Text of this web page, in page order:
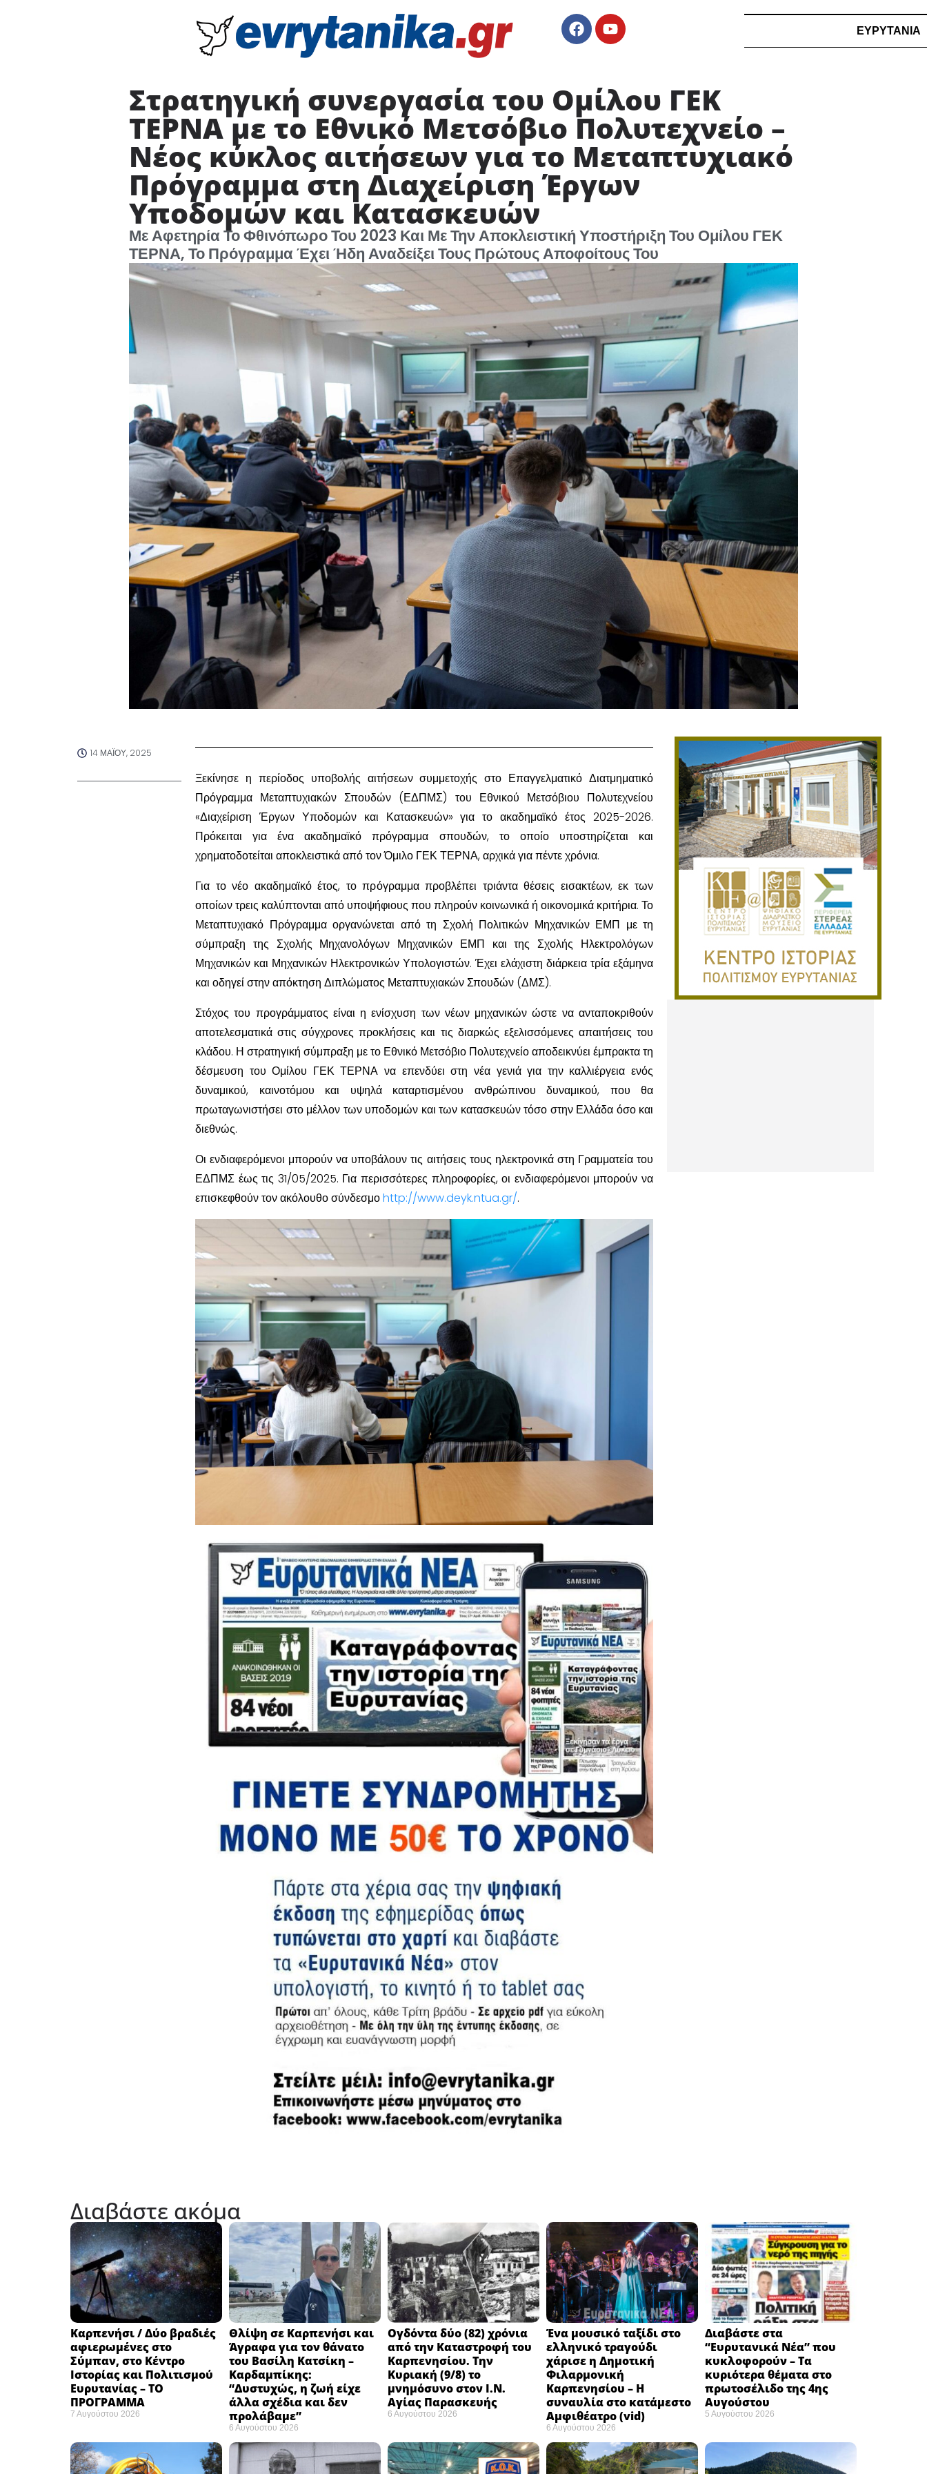
ΕΥΡΥΤΑΝΙΑ
Στρατηγική συνεργασία του Ομίλου ΓΕΚ
ΤΕΡΝΑ με το Εθνικό Μετσόβιο Πολυτεχνείο –
Νέος κύκλος αιτήσεων για το Μεταπτυχιακό
Πρόγραμμα στη Διαχείριση Έργων
Υποδομών και Κατασκευών
Με Αφετηρία Το Φθινόπωρο Του 2023 Και Με Την Αποκλειστική Υποστήριξη Του Ομίλου ΓΕΚ
ΤΕΡΝΑ, Το Πρόγραμμα Έχει Ήδη Αναδείξει Τους Πρώτους Αποφοίτους Του
14 ΜΑΪ́ΟΥ, 2025
Ξεκίνησε η περίοδος υποβολής αιτήσεων συμμετοχής στο Επαγγελματικό Διατμηματικό
Πρόγραμμα Μεταπτυχιακών Σπουδών (ΕΔΠΜΣ) του Εθνικού Μετσόβιου Πολυτεχνείου
«Διαχείριση Έργων Υποδομών και Κατασκευών» για το ακαδημαϊκό έτος 2025-2026.
Πρόκειται για ένα ακαδημαϊκό πρόγραμμα σπουδών, το οποίο υποστηρίζεται και
χρηματοδοτείται αποκλειστικά από τον Όμιλο ΓΕΚ ΤΕΡΝΑ, αρχικά για πέντε χρόνια.
Για το νέο ακαδημαϊκό έτος, το πρόγραμμα προβλέπει τριάντα θέσεις εισακτέων, εκ των
οποίων τρεις καλύπτονται από υποψήφιους που πληρούν κοινωνικά ή οικονομικά κριτήρια. Το
Μεταπτυχιακό Πρόγραμμα οργανώνεται από τη Σχολή Πολιτικών Μηχανικών ΕΜΠ με τη
σύμπραξη της Σχολής Μηχανολόγων Μηχανικών ΕΜΠ και της Σχολής Ηλεκτρολόγων
Μηχανικών και Μηχανικών Ηλεκτρονικών Υπολογιστών. Έχει ελάχιστη διάρκεια τρία εξάμηνα
και οδηγεί στην απόκτηση Διπλώματος Μεταπτυχιακών Σπουδών (ΔΜΣ).
Στόχος του προγράμματος είναι η ενίσχυση των νέων μηχανικών ώστε να ανταποκριθούν
αποτελεσματικά στις σύγχρονες προκλήσεις και τις διαρκώς εξελισσόμενες απαιτήσεις του
κλάδου. Η στρατηγική σύμπραξη με το Εθνικό Μετσόβιο Πολυτεχνείο αποδεικνύει έμπρακτα τη
δέσμευση του Ομίλου ΓΕΚ ΤΕΡΝΑ να επενδύει στη νέα γενιά για την καλλιέργεια ενός
δυναμικού, καινοτόμου και υψηλά καταρτισμένου ανθρώπινου δυναμικού, που θα
πρωταγωνιστήσει στο μέλλον των υποδομών και των κατασκευών τόσο στην Ελλάδα όσο και
διεθνώς.
Οι ενδιαφερόμενοι μπορούν να υποβάλουν τις αιτήσεις τους ηλεκτρονικά στη Γραμματεία του
ΕΔΠΜΣ έως τις 31/05/2025. Για περισσότερες πληροφορίες, οι ενδιαφερόμενοι μπορούν να
επισκεφθούν τον ακόλουθο σύνδεσμοhttp://www.deyk.ntua.gr/.
Διαβάστε ακόμα
Καρπενήσι / Δύο βραδιές
αφιερωμένες στο
Σύμπαν, στο Κέντρο
Ιστορίας και Πολιτισμού
Ευρυτανίας – ΤΟ
ΠΡΟΓΡΑΜΜΑ
7 Αυγούστου 2026
Θλίψη σε Καρπενήσι και
Άγραφα για τον θάνατο
του Βασίλη Κατσίκη –
Καρδαμπίκης:
“Δυστυχώς, η ζωή είχε
άλλα σχέδια και δεν
προλάβαμε”
6 Αυγούστου 2026
Ογδόντα δύο (82) χρόνια
από την Καταστροφή του
Καρπενησίου. Την
Κυριακή (9/8) το
μνημόσυνο στον Ι.Ν.
Αγίας Παρασκευής
6 Αυγούστου 2026
Ένα μουσικό ταξίδι στο
ελληνικό τραγούδι
χάρισε η Δημοτική
Φιλαρμονική
Καρπενησίου – Η
συναυλία στο κατάμεστο
Αμφιθέατρο (vid)
6 Αυγούστου 2026
Διαβάστε στα
“Ευρυτανικά Νέα” που
κυκλοφορούν – Τα
κυριότερα θέματα στο
πρωτοσέλιδο της 4ης
Αυγούστου
5 Αυγούστου 2026